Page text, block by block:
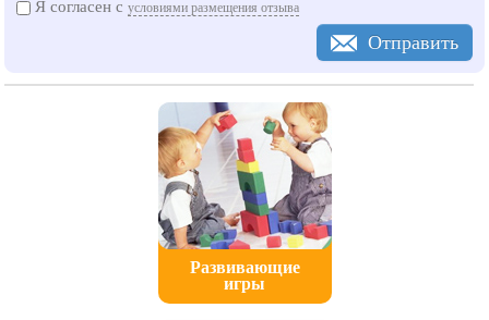
Я согласен сусловиями размещения отзыва
Отправить
Развивающие
игры